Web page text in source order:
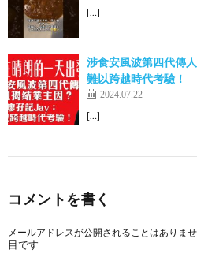
[…]
涉食安風波第四代傳
難以跨越時代考驗！
2024.07.22
[…]
コメントを書く
メールアドレスが公開されることはありませ
目です